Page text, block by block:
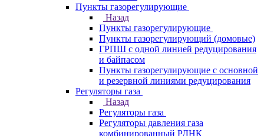
Пункты газорегулирующие
Назад
Пункты газорегулирующие
Пункты газорегулирующий (домовые)
ГРПШ с одной линией редуцирования
и байпасом
Пункты газорегулирующие с основной
и резервной линиями редуцирования
Регуляторы газа
Назад
Регуляторы газа
Регуляторы давления газа
комбинированный РДНК